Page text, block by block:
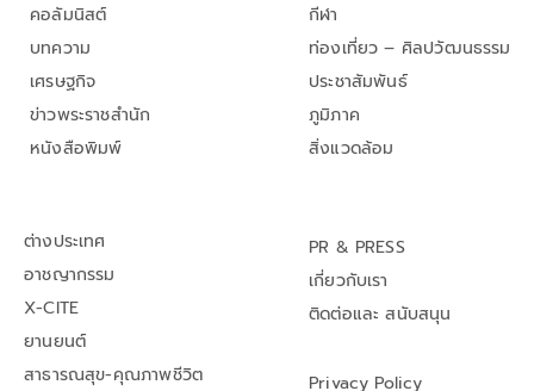
คอลัมนิสต์
บทความ
เศรษฐกิจ
ข่าวพระราชสำนัก
หนังสือพิมพ์
กีฬา
ท่องเที่ยว – ศิลปวัฒนธรรม
ประชาสัมพันธ์
ภูมิภาค
สิ่งแวดล้อม
ต่างประเทศ
อาชญากรรม
X-CITE
ยานยนต์
สาธารณสุข-คุณภาพชีวิต
PR & PRESS
เกี่ยวกับเรา
ติดต่อและ สนับสนุน
Privacy Policy